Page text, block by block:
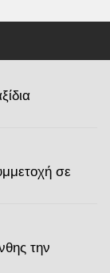
σε
την